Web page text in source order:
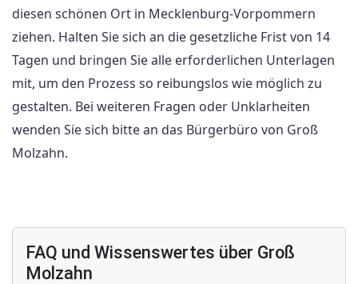
diesen schönen Ort in Mecklenburg-Vorpommern
ziehen. Halten Sie sich an die gesetzliche Frist von 14
Tagen und bringen Sie alle erforderlichen Unterlagen
mit, um den Prozess so reibungslos wie möglich zu
gestalten. Bei weiteren Fragen oder Unklarheiten
wenden Sie sich bitte an das Bürgerbüro von Groß
Molzahn.
FAQ und Wissenswertes über Groß
Molzahn